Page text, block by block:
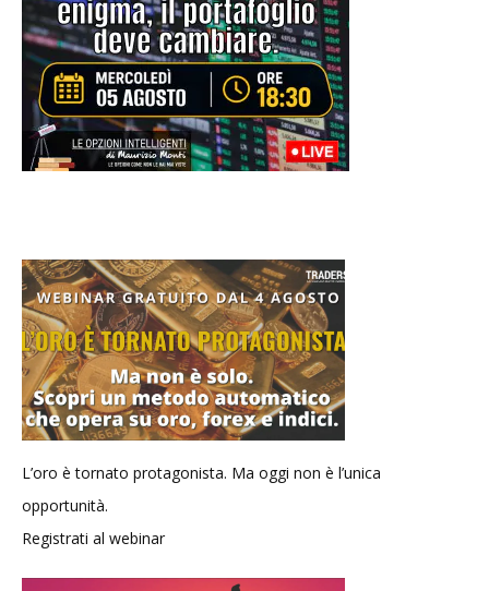
L’oro è tornato protagonista. Ma oggi non è l’unica
opportunità.
Registrati al webinar